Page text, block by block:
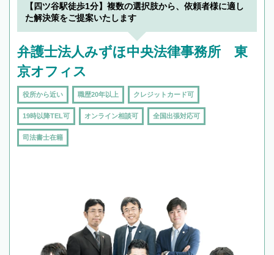
【四ツ谷駅徒歩1分】複数の選択肢から、依頼者様に適し
た解決策をご提案いたします
弁護士法人みずほ中央法律事務所 東
京オフィス
役所から近い 職歴20年以上 クレジットカード可
19時以降TEL可 オンライン相談可 全国出張対応可
司法書士在籍